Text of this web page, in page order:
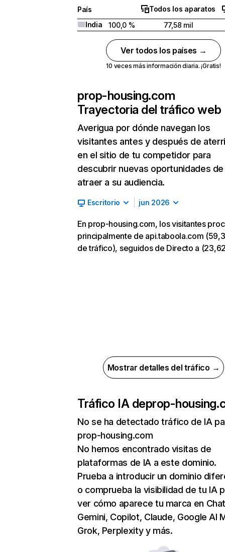
País
Todos los aparatos
India
100,0 % 77,58 mil
Ver todos los países →
10 veces más información diaria. ¡Gratis!
prop-housing.com
Trayectoria del tráfico web
Averigua por dónde navegan los
visitantes antes y después de
en el sitio de tu competidor para
descubrir nuevas oportunidades de
atraer a su audiencia.
Escritorio jun 2026
En prop-housing.com, los visitantes
principalmente de api.taboola.com
de tráfico), seguidos de Directo a
Mostrar detalles del tráfico →
Tráfico IA deprop-
No se ha detectado tráfico de IA
prop-housing.com
No hemos encontrado visitas de
plataformas de IA a este dominio.
Prueba a introducir un dominio
o comprueba la visibilidad de tu IA
ver cómo aparece tu marca en
Gemini, Copilot, Claude, Google AI
Grok, Perplexity y más.